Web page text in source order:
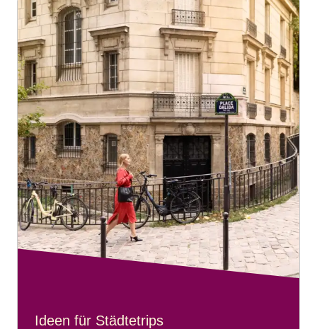
Ideen für Städtetrips